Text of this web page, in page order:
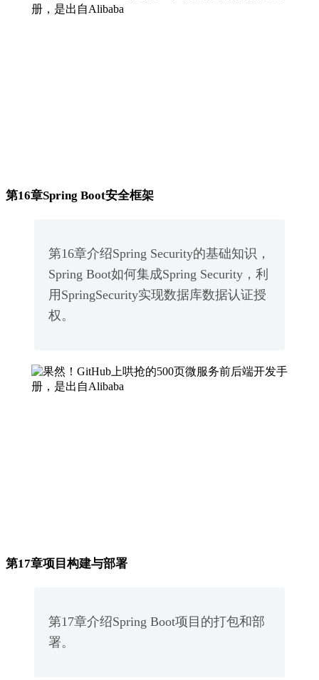
第16章Spring Boot安全框架
第16章介绍Spring Security的基础知识，
Spring Boot如何集成Spring Security，利
用SpringSecurity实现数据库数据认证授
权。
第17章项目构建与部署
第17章介绍Spring Boot项目的打包和部
署。